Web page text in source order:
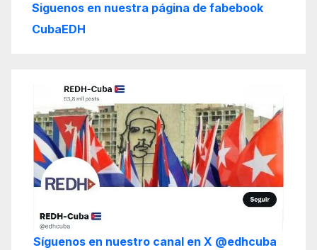
Siguenos en nuestra página de fabebook
CubaEDH
Síguenos en nuestro canal en X @edhcuba